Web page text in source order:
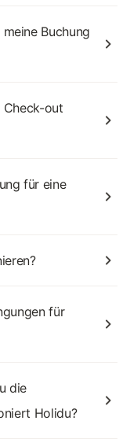
Buchung
Check-out
für eine
für
die
Holidu?